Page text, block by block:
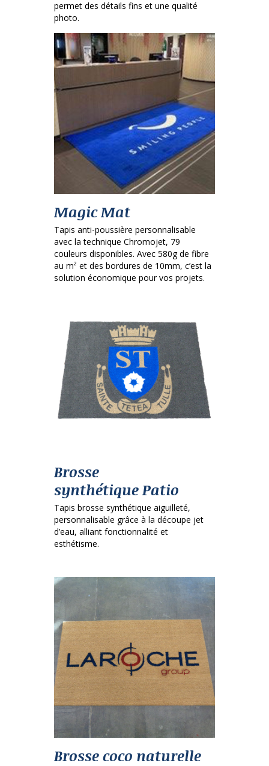
permet des détails fins et une qualité
photo.
Magic Mat
Tapis anti-poussière personnalisable
avec la technique Chromojet, 79
couleurs disponibles. Avec 580g de fibre
au m² et des bordures de 10mm, c’est la
solution économique pour vos projets.
Brosse
synthétique Patio
Tapis brosse synthétique aiguilleté,
personnalisable grâce à la découpe jet
d’eau, alliant fonctionnalité et
esthétisme.
Brosse coco naturelle